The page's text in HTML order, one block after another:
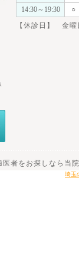
14:30～19:30
○
【休診日】 金曜
者をお探しなら当
埼玉